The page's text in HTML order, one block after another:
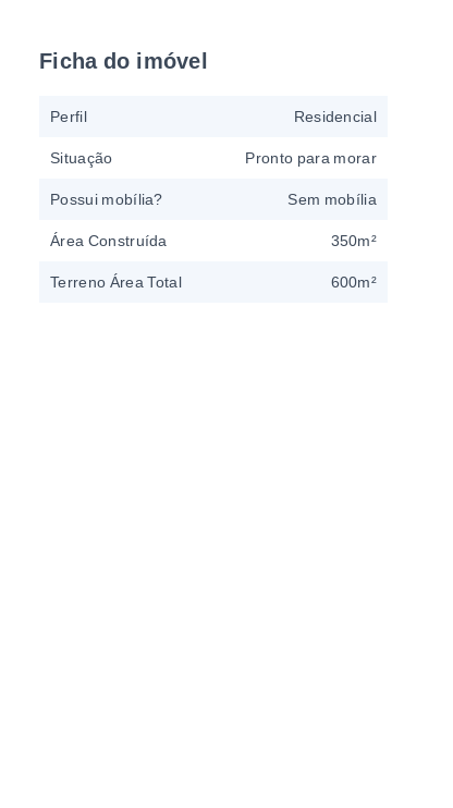
Ficha do imóvel
Perfil Residencial
Situação Pronto para morar
Possui mobília? Sem mobília
Área Construída 350m²
Terreno Área Total 600m²